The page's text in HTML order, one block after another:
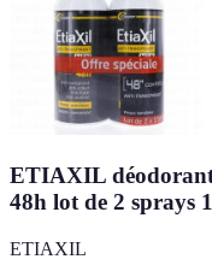
ETIAXIL
48h lot de 2 sprays
ETIAXIL